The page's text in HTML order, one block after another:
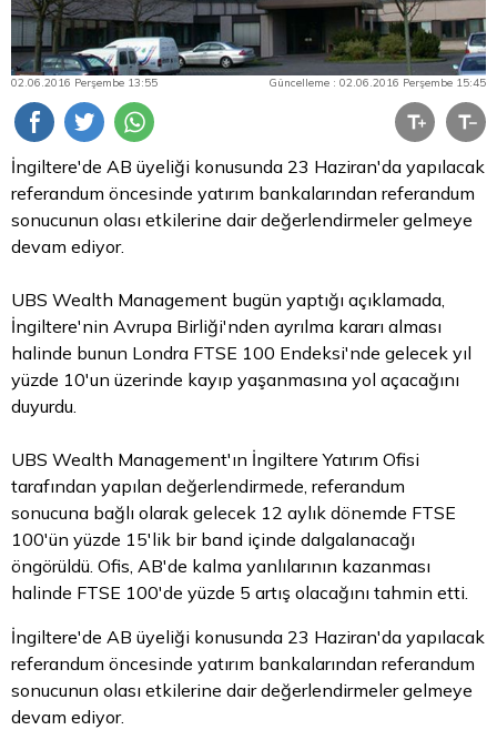
02.06.2016 Perşembe 13:55 Güncelleme : 02.06.2016 Perşembe 15:45
İngiltere'de AB üyeliği konusunda 23 Haziran'da yapılacak
referandum öncesinde yatırım bankalarından referandum
sonucunun olası etkilerine dair değerlendirmeler gelmeye
devam ediyor.
UBS Wealth Management bugün yaptığı açıklamada,
İngiltere'nin Avrupa Birliği'nden ayrılma kararı alması
halinde bunun Londra FTSE 100 Endeksi'nde gelecek yıl
yüzde 10'un üzerinde kayıp yaşanmasına yol açacağını
duyurdu.
UBS Wealth Management'ın İngiltere Yatırım Ofisi
tarafından yapılan değerlendirmede, referandum
sonucuna bağlı olarak gelecek 12 aylık dönemde FTSE
100'ün yüzde 15'lik bir band içinde dalgalanacağı
öngörüldü. Ofis, AB'de kalma yanlılarının kazanması
halinde FTSE 100'de yüzde 5 artış olacağını tahmin etti.
İngiltere'de AB üyeliği konusunda 23 Haziran'da yapılacak
referandum öncesinde yatırım bankalarından referandum
sonucunun olası etkilerine dair değerlendirmeler gelmeye
devam ediyor.